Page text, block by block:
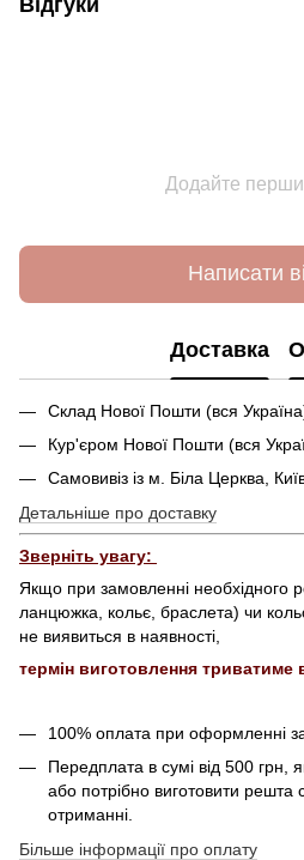
Додайте
Написати
Доставка
Склад Нової Пошти (вся
Кур'єром Нової Пошти (вся
Самовивіз із м. Біла Церква,
Детальніше про доставку
Зверніть увагу:
Якщо при замовленні необхідного
ланцюжка, кольє, браслета) чи
не виявиться в наявності,
термін виготовлення триватиме
100% оплата при оформленні
Передплата в сумі від 500 грн,
або потрібно виготовити решта
отриманні.
Більше інформації про оплату